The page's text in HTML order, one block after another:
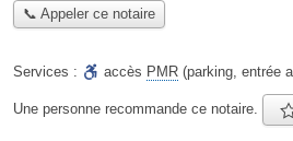
📞 Appeler ce notaire
Services : accès PMR (parking, entrée
Une personne recommande ce notaire.